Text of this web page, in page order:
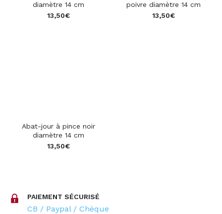
diamètre 14 cm
13,50€
poivre diamètre 14 cm
13,50€
Abat-jour à pince noir
diamètre 14 cm
13,50€
PAIEMENT SÉCURISÉ
CB / Paypal / Chèque